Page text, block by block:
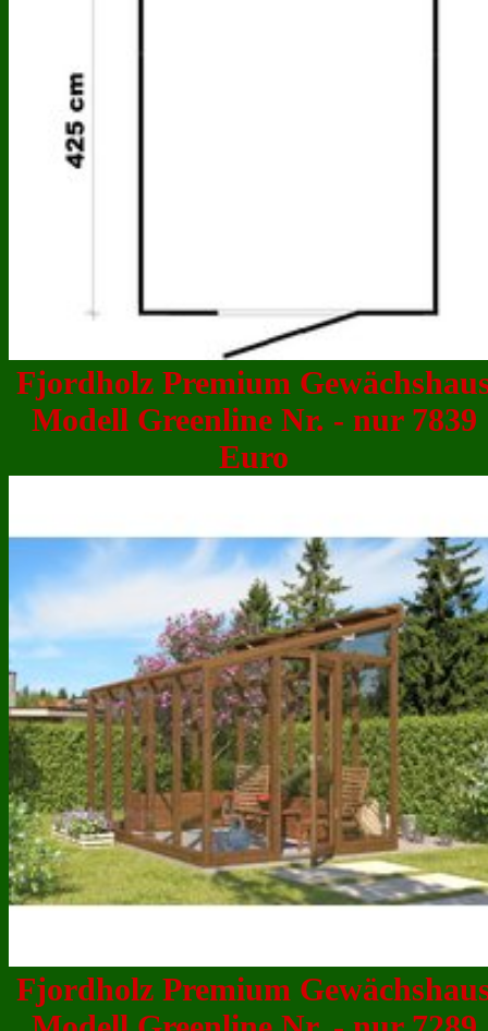
Fjordholz Premium
Modell Greenline Nr. - nur 7839
Euro
Fjordholz Premium